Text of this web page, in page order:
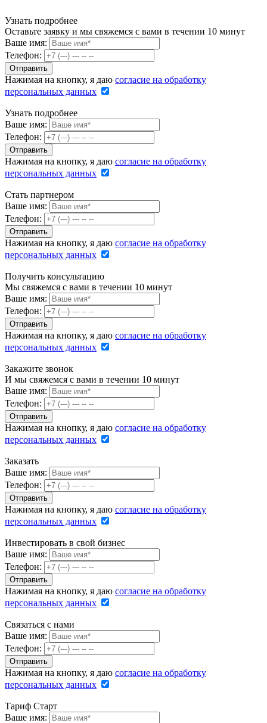
Узнать подробнее
Оставьте заявку и мы свяжемся с вами в течении 10 минут
Ваше имя:
Телефон:
Нажимая на кнопку, я даю согласие на обработку
персональных данных
Узнать подробнее
Ваше имя:
Телефон:
Нажимая на кнопку, я даю согласие на обработку
персональных данных
Стать партнером
Ваше имя:
Телефон:
Нажимая на кнопку, я даю согласие на обработку
персональных данных
Получить консультацию
Мы свяжемся с вами в течении 10 минут
Ваше имя:
Телефон:
Нажимая на кнопку, я даю согласие на обработку
персональных данных
Закажите звонок
И мы свяжемся с вами в течении 10 минут
Ваше имя:
Телефон:
Нажимая на кнопку, я даю согласие на обработку
персональных данных
Заказать
Ваше имя:
Телефон:
Нажимая на кнопку, я даю согласие на обработку
персональных данных
Инвестировать в свой бизнес
Ваше имя:
Телефон:
Нажимая на кнопку, я даю согласие на обработку
персональных данных
Связаться с нами
Ваше имя:
Телефон:
Нажимая на кнопку, я даю согласие на обработку
персональных данных
Тариф Старт
Ваше имя: